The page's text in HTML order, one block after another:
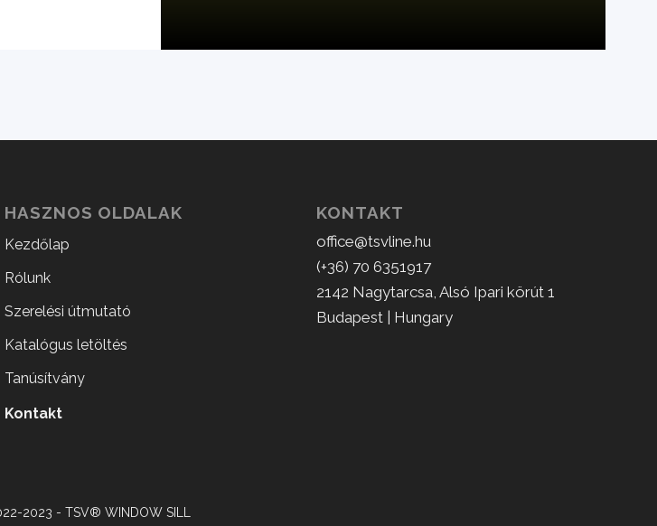
HASZNOS OLDALAK
Kezdőlap
Rólunk
Szerelési útmutató
Katalógus letöltés
Tanúsítvány
Kontakt
KONTAKT
office@tsvline.hu
(+36) 70 6351917
2142 Nagytarcsa, Alsó Ipari körút 1
Budapest | Hungary
2023 - TSV® WINDOW SILL